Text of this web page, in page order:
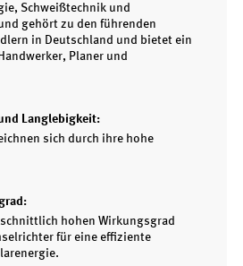
Schweißtechnik und
gehört zu den führenden
in Deutschland und bietet ein
Planer und
Langlebigkeit:
sich durch ihre hohe
hohen Wirkungsgrad
für eine effiziente